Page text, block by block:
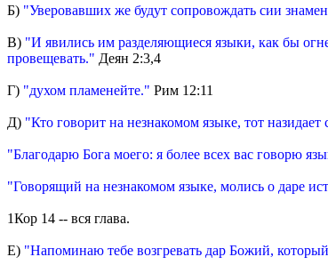
Б) "Уверовавших же будут сопровождать сии
В) "И явились им разделяющиеся языки, как бы
провещевать." Деян 2:3,4
Г) "духом пламенейте." Рим 12:11
Д) "Кто говорит на незнакомом языке, тот назидает
"Благодарю Бога моего: я более всех вас говорю
"Говорящий на незнакомом языке, молись о даре
1Кор 14 -- вся глава.
Е) "Напоминаю тебе возгревать дар Божий,